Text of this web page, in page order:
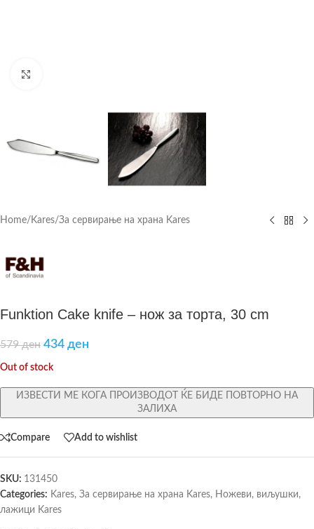
Home/ Kares/За сервирање на храна Kares
Funktion Cake knife – нож за торта, 30 cm
579ден 434 ден
Out of stock
ИЗВЕСТИ МЕ КОГА ПРОИЗВОДОТ ЌЕ БИДЕ ПОВТОРНО НА
ЗАЛИХА
Compare Add to wishlist
SKU: 131450
Categories: Kares, За сервирање на храна Kares, Ножеви, виљушки,
лажици Kares